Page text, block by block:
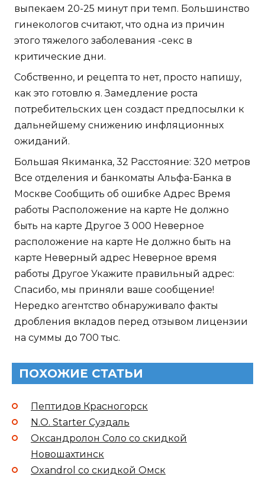
выпекаем 20-25 минут при темп. Большинство
гинекологов считают, что одна из причин
этого тяжелого заболевания -секс в
критические дни.
Собственно, и рецепта то нет, просто напишу,
как это готовлю я. Замедление роста
потребительских цен создаст предпосылки к
дальнейшему снижению инфляционных
ожиданий.
Большая Якиманка, 32 Расстояние: 320 метров
Все отделения и банкоматы Альфа-Банка в
Москве Сообщить об ошибке Адрес Время
работы Расположение на карте Не должно
быть на карте Другое 3 000 Неверное
расположение на карте Не должно быть на
карте Неверный адрес Неверное время
работы Другое Укажите правильный адрес:
Спасибо, мы приняли ваше сообщение!
Нередко агентство обнаруживало факты
дробления вкладов перед отзывом лицензии
на суммы до 700 тыс.
ПОХОЖИЕ СТАТЬИ
Пептидов Красногорск
N.O. Starter Суздаль
Оксандролон Соло со скидкой
Новошахтинск
Oxandrol со скидкой Омск